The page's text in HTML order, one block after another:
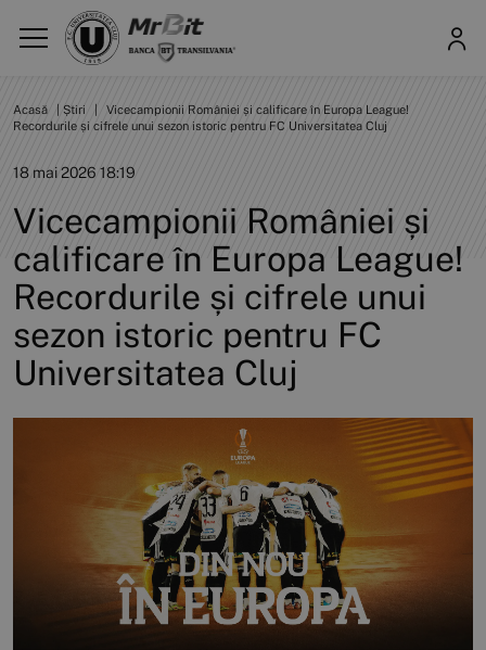
Acasă Știri
Vicecampionii României și calificare în Europa League!
Recordurile și cifrele unui sezon istoric pentru FC Universitatea Cluj
18 mai 2026 18:19
Vicecampionii României și
calificare în Europa League!
Recordurile și cifrele unui
sezon istoric pentru FC
Universitatea Cluj